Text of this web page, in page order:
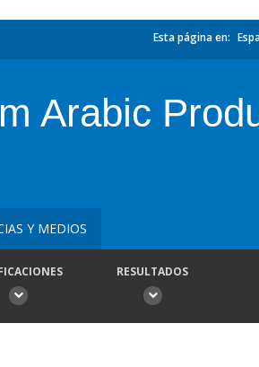
Esta página en:
Arabic
Y MEDIOS
RESULTADOS